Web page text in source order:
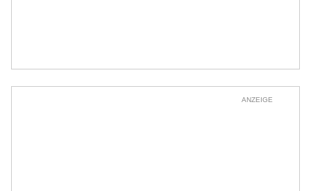
ANZEIGE